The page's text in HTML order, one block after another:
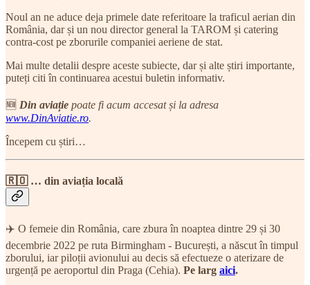
Noul an ne aduce deja primele date referitoare la traficul aerian din
România, dar și un nou director general la TAROM și catering
contra-cost pe zborurile companiei aeriene de stat.
Mai multe detalii despre aceste subiecte, dar și alte știri importante,
puteți citi în continuarea acestui buletin informativ.
🆕 Din aviație poate fi acum accesat și la adresa
www.DinAviatie.ro.
Începem cu știri…
🇷🇴 … din aviația locală
✈️ O femeie din România, care zbura în noaptea dintre 29 și 30
decembrie 2022 pe ruta Birmingham - București, a născut în timpul
zborului, iar piloții avionului au decis să efectueze o aterizare de
urgență pe aeroportul din Praga (Cehia). Pe larg aici.